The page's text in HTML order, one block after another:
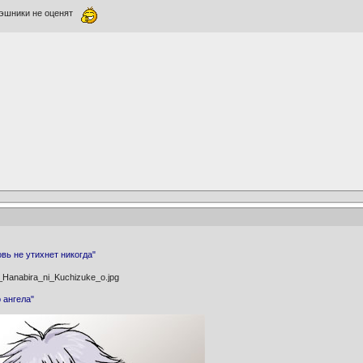
не оценят
не утихнет никогда"